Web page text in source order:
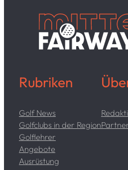
Rubriken
Golf News
Golfclubs in der Region
Golflehrer
Angebote
Ausrüstung